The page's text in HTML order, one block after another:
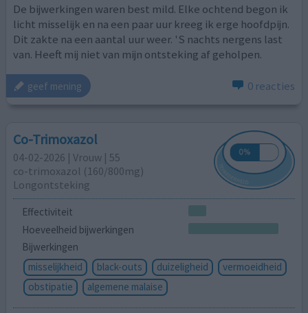
De bijwerkingen waren best mild. Elke ochtend begon ik
licht misselijk en na een paar uur kreeg ik erge hoofdpijn.
Dit zakte na een aantal uur weer. 'S nachts nergens last
van. Heeft mij niet van mijn ontsteking af geholpen.
geef mening 0 reacties
Co-Trimoxazol
04-02-2026 | Vrouw | 55
co-trimoxazol (160/800mg)
Longontsteking
Effectiviteit
Hoeveelheid bijwerkingen
Bijwerkingen
misselijkheid
black-outs duizeligheid
vermoeidheid
obstipatie
algemene malaise